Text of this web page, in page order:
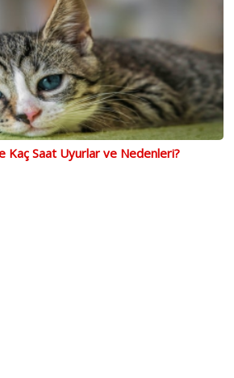
Kaç Saat Uyurlar ve Nedenleri?